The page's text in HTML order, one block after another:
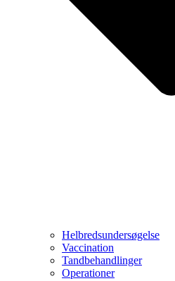
Helbredsundersøgelse
Vaccination
Tandbehandlinger
Operationer